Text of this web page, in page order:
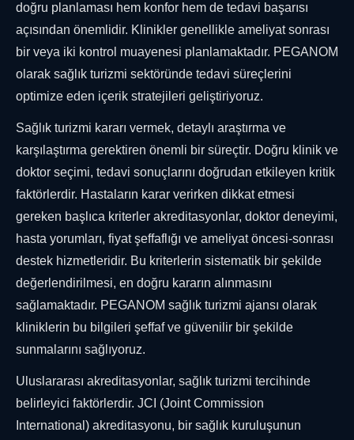
doğru planlaması hem konfor hem de tedavi başarısı
açısından önemlidir. Klinikler genellikle ameliyat sonrası
bir veya iki kontrol muayenesi planlamaktadır. PEGANOM
olarak sağlık turizmi sektöründe tedavi süreçlerini
optimize eden içerik stratejileri geliştiriyoruz.
Sağlık turizmi kararı vermek, detaylı araştırma ve
karşılaştırma gerektiren önemli bir süreçtir. Doğru klinik ve
doktor seçimi, tedavi sonuçlarını doğrudan etkileyen kritik
faktörlerdir. Hastaların karar verirken dikkat etmesi
gereken başlıca kriterler akreditasyonlar, doktor deneyimi,
hasta yorumları, fiyat şeffaflığı ve ameliyat öncesi-sonrası
destek hizmetleridir. Bu kriterlerin sistematik bir şekilde
değerlendirilmesi, en doğru kararın alınmasını
sağlamaktadır. PEGANOM sağlık turizmi ajansı olarak
kliniklerin bu bilgileri şeffaf ve güvenilir bir şekilde
sunmalarını sağlıyoruz.
Uluslararası akreditasyonlar, sağlık turizmi tercihinde
belirleyici faktörlerdir. JCI (Joint Commission
International) akreditasyonu, bir sağlık kuruluşunun